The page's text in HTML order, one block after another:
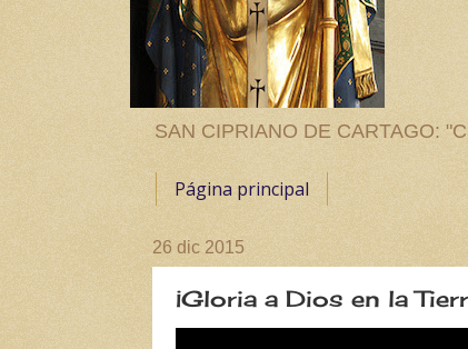
SAN CIPRIANO DE CARTAGO:
Página principal
26 dic 2015
¡Gloria a Dios en la